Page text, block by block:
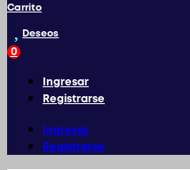
Carrito
Deseos
0
Ingresar
Registrarse
Ingresar
Registrarse